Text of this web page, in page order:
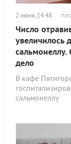
2 июня, 14:48
Число
сальмонеллу.
дело
В кафе
сальмонеллу